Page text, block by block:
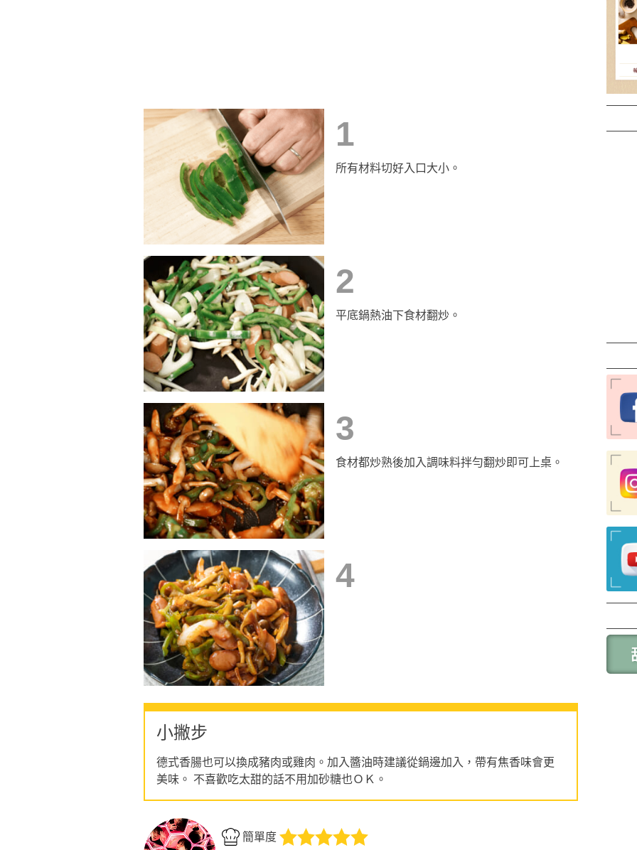
1
所有材料切好入口大小。
2
平底鍋熱油下食材翻炒。
3
食材都炒熟後加入調味料拌勻翻炒即可上桌。
4
小撇步
德式香腸也可以換成豬肉或雞肉。加入醬油時建議從鍋邊加入，帶有焦香味會更
美味。 不喜歡吃太甜的話不用加砂糖也ＯＫ。
簡單度